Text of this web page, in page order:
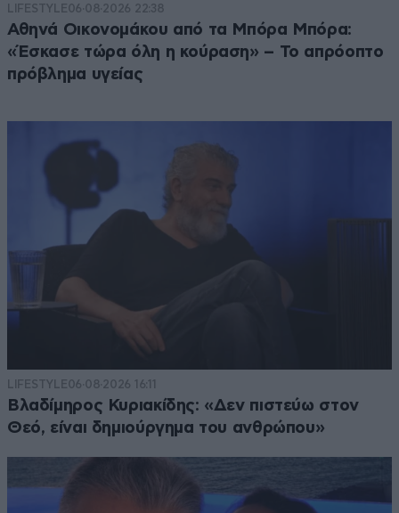
LIFESTYLE06·08·2026 22:38
Αθηνά Οικονομάκου από τα Μπόρα Μπόρα:
«Έσκασε τώρα όλη η κούραση» – Το απρόοπτο
πρόβλημα υγείας
LIFESTYLE06·08·2026 16:11
Βλαδίμηρος Κυριακίδης: «Δεν πιστεύω στον
Θεό, είναι δημιούργημα του ανθρώπου»